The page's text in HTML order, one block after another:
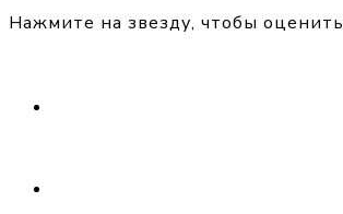
Нажмите на звезду, чтобы